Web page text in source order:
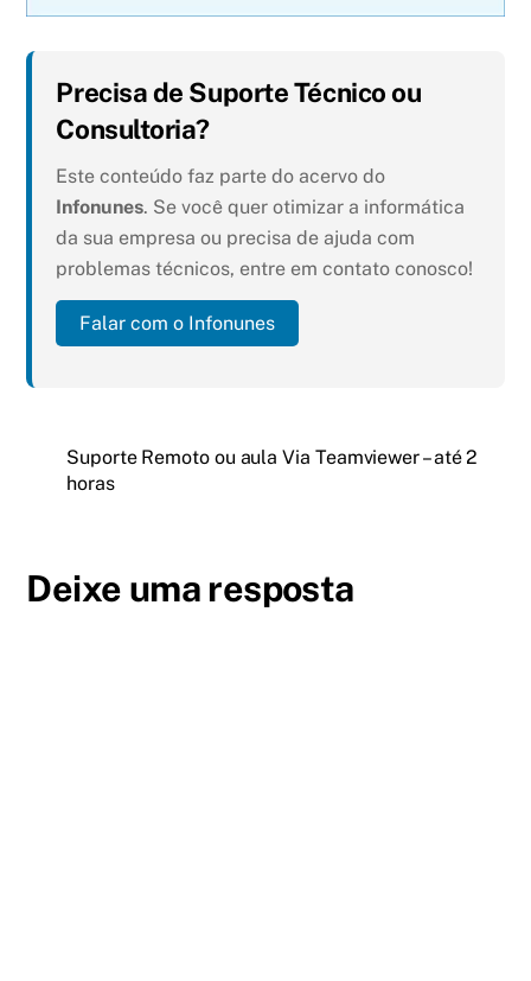
Precisa de Suporte Técnico ou
Consultoria?
Este conteúdo faz parte do acervo do
Infonunes. Se você quer otimizar a informática
da sua empresa ou precisa de ajuda com
problemas técnicos, entre em contato conosco!
Falar com o Infonunes
Suporte Remoto ou aula Via Teamviewer – até 2
horas
Deixe uma resposta